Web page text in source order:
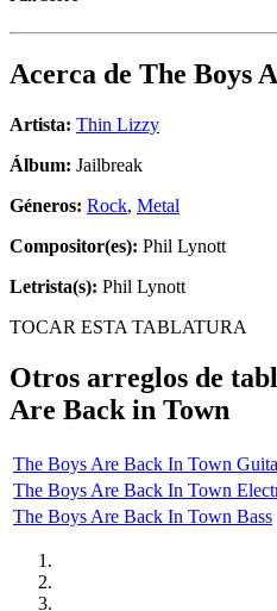
Acerca de The Boys
Artista: Thin Lizzy
Álbum: Jailbreak
Géneros: Rock, Metal
Compositor(es): Phil Lynott
Letrista(s): Phil Lynott
TOCAR ESTA TABLATURA
Otros arreglos de
Are Back in Town
The Boys Are Back In Town
The Boys Are Back In Town
The Boys Are Back In Town Bass